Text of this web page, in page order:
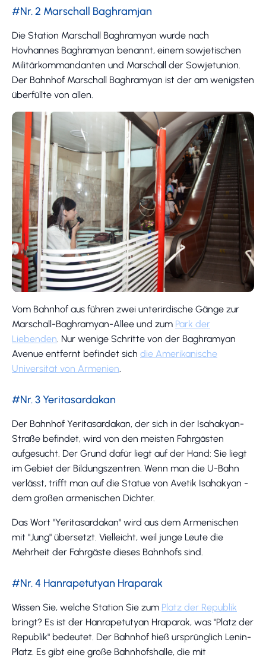
#Nr. 2 Marschall Baghramjan
Die Station Marschall Baghramyan wurde nach
Hovhannes Baghramyan benannt, einem sowjetischen
Militärkommandanten und Marschall der Sowjetunion.
Der Bahnhof Marschall Baghramyan ist der am wenigsten
überfüllte von allen.
Vom Bahnhof aus führen zwei unterirdische Gänge zur
Marschall-Baghramyan-Allee und zum Park der
Liebenden . Nur wenige Schritte von der Baghramyan
Avenue entfernt befindet sich die Amerikanische
Universität von Armenien
#Nr. 3 Yeritasardakan
Der Bahnhof Yeritasardakan, der sich in der Isahakyan-
Straße befindet, wird von den meisten Fahrgästen
aufgesucht. Der Grund dafür liegt auf der Hand: Sie liegt
im Gebiet der Bildungszentren. Wenn man die U-Bahn
verlässt, trifft man auf die Statue von Avetik Isahakyan -
dem großen armenischen Dichter.
Das Wort "Yeritasardakan" wird aus dem Armenischen
mit "Jung" übersetzt. Vielleicht, weil junge Leute die
Mehrheit der Fahrgäste dieses Bahnhofs sind.
#Nr. 4 Hanrapetutyan Hraparak
Wissen Sie, welche Station Sie zum Platz der Republik
bringt? Es ist der Hanrapetutyan Hraparak, was "Platz der
Republik" bedeutet. Der Bahnhof hieß ursprünglich Lenin-
Platz. Es gibt eine große Bahnhofshalle, die mit